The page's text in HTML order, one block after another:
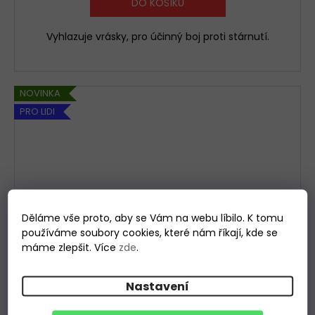
Děláme vše proto, aby se Vám na webu líbilo. K tomu
používáme soubory cookies, které nám říkají, kde se
máme zlepšit. Více zde.
Nastavení
DO KOŠÍKU
Vyhlazuje vrásky, pro účinný boj proti stárnutí.
NOVINKA
PRO LIDI